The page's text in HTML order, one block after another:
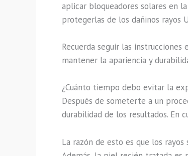
aplicar bloqueadores solares en
protegerlas de los dañinos rayos
Recuerda seguir las
mantener la apariencia y
¿Cuánto tiempo debo evitar la
Después de someterte a un
durabilidad de los resultados. En
La razón de esto es que los